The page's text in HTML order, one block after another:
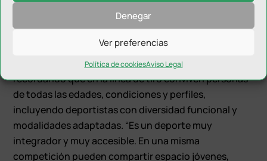
Denegar
Ver preferencias
Política de cookiesAviso Legal
una convivencia muy positiva entre quienes lo
ha explicado.
El presidente del club ha subrayado además
carácter integrador e inclusivo del tiro con arco
recordando que en la línea de tiro conviven personas
de todas las edades, condiciones y perfiles,
incluyendo deportistas con diversidad funcional y
modalidades adaptadas. “Es un deporte muy
integrador y muy accesible. En una misma
competición pueden compartir espacio jóvenes,